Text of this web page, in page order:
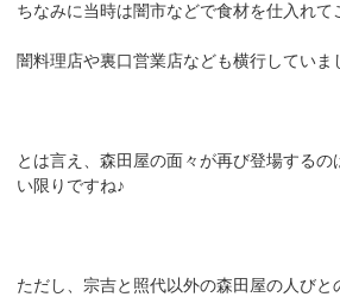
ちなみに当時は闇市などで食材を仕入れて
闇料理店や裏口営業店なども横行していま
とは言え、森田屋の面々が再び登場するの
い限りですね♪
ただし、宗吉と照代以外の森田屋の人びと